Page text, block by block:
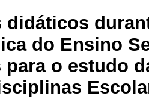
didáticos
do Ensino
para o estudo